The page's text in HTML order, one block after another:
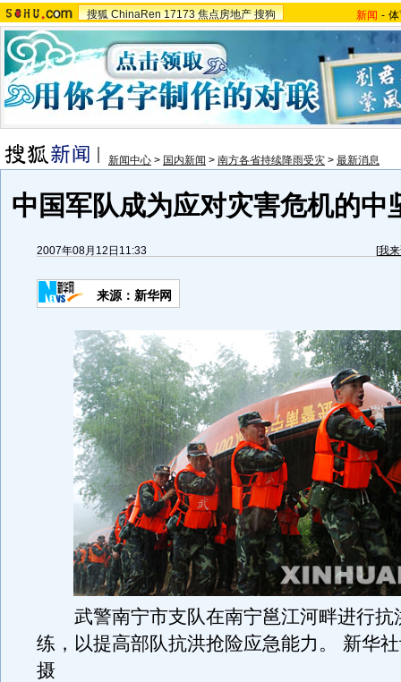
搜狐 ChinaRen 17173 焦点房地产 搜狗 新闻 -
新闻中心 > 国内新闻 > 南方各省持续降雨受灾 > 最新消息
中国军队成为应对灾害危机的中
2007年08月12日11:33 [我
来源：新华网
武警南宁市支队在南宁邕江河畔进行抗
练，以提高部队抗洪抢险应急能力。 新华
摄